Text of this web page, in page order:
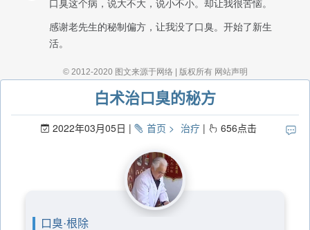
白术治口臭的秘方
2022年03月05日 首页 治疗 656点击
口臭·根除